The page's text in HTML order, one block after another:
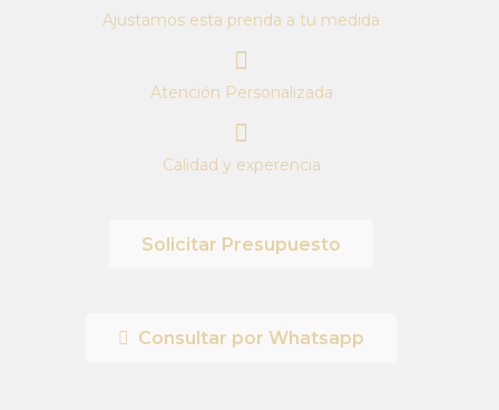
Ajustamos esta prenda a tu medida
Atención Personalizada
Calidad y experencia
Solicitar Presupuesto
Consultar por Whatsapp